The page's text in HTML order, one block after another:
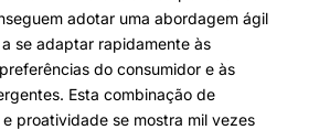
adotar uma abordagem ágil
se adaptar rapidamente às
do consumidor e às
Esta combinação de
proatividade se mostra mil vezes